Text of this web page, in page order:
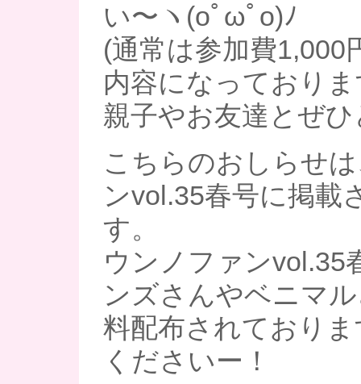
い〜ヽ(oﾟωﾟo)ﾉ
(通常は参加費1,000
内容になっており
親子やお友達とぜ
こちらのおしらせ
ンvol.35春号に掲載
す。
ウンノファンvol.35
ンズさんやベニマ
料配布されており
くださいー！